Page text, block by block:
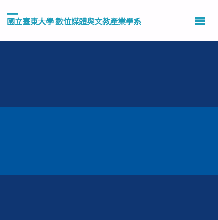
國立臺東大學 數位媒體與文教產業學系